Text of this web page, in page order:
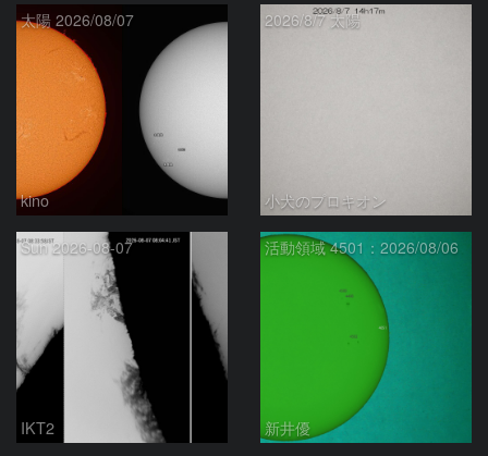
太陽 2026/08/07
kino
2026/8/7 太陽
小犬のプロキオン
Sun 2026-08-07
IKT2
活動領域 4501：2026/08/06
新井優